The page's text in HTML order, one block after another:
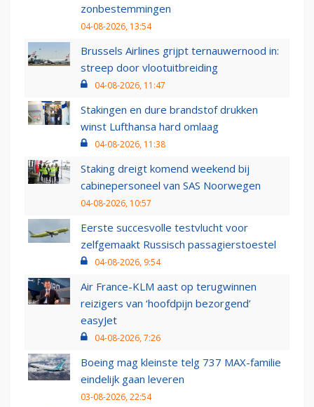
zonbestemmingen
04-08-2026, 13:54
Brussels Airlines grijpt ternauwernood in:
streep door vlootuitbreiding
04-08-2026, 11:47
Stakingen en dure brandstof drukken
winst Lufthansa hard omlaag
04-08-2026, 11:38
Staking dreigt komend weekend bij
cabinepersoneel van SAS Noorwegen
04-08-2026, 10:57
Eerste succesvolle testvlucht voor
zelfgemaakt Russisch passagierstoestel
04-08-2026, 9:54
Air France-KLM aast op terugwinnen
reizigers van ‘hoofdpijn bezorgend’
easyJet
04-08-2026, 7:26
Boeing mag kleinste telg 737 MAX-familie
eindelijk gaan leveren
03-08-2026, 22:54